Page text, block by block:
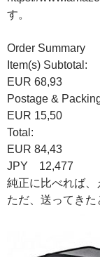
す。
Order Summary
Item(s) Subtotal:
EUR 68,93
Postage &
EUR 15,50
Total:
EUR 84,43
JPY 12,477
純正に比べれば、
ただ、送ってきた